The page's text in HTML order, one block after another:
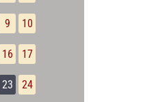
9 10
16 17
23 24